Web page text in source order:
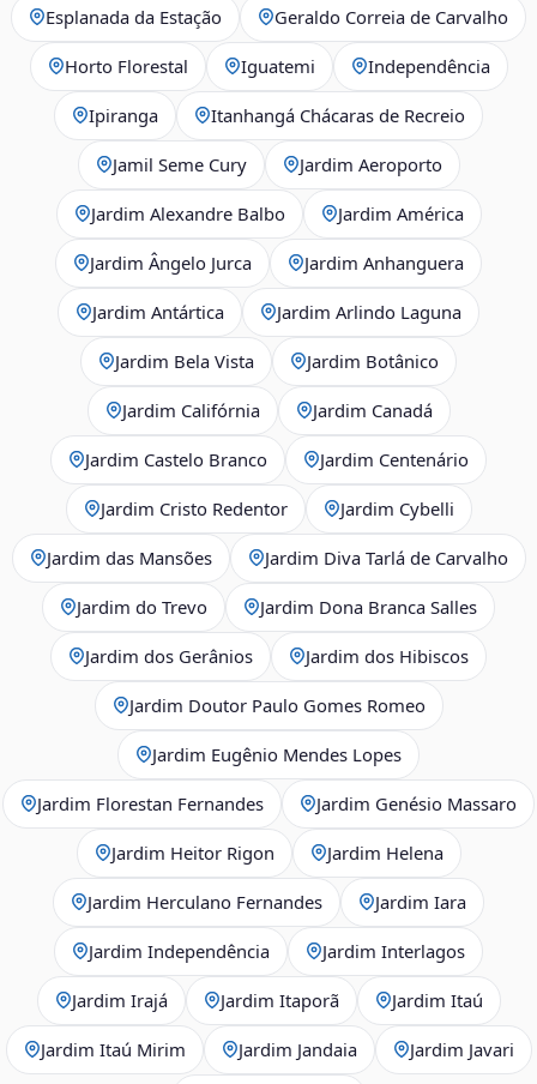
Esplanada da Estação Geraldo Correia de Carvalho
Horto Florestal Iguatemi Independência
Ipiranga Itanhangá Chácaras de Recreio
Jamil Seme Cury Jardim Aeroporto
Jardim Alexandre Balbo Jardim América
Jardim Ângelo Jurca Jardim Anhanguera
Jardim Antártica Jardim Arlindo Laguna
Jardim Bela Vista Jardim Botânico
Jardim Califórnia Jardim Canadá
Jardim Castelo Branco Jardim Centenário
Jardim Cristo Redentor Jardim Cybelli
Jardim das Mansões Jardim Diva Tarlá de Carvalho
Jardim do Trevo Jardim Dona Branca Salles
Jardim dos Gerânios Jardim dos Hibiscos
Jardim Doutor Paulo Gomes Romeo
Jardim Eugênio Mendes Lopes
Jardim Florestan Fernandes Jardim Genésio Massaro
Jardim Heitor Rigon Jardim Helena
Jardim Herculano Fernandes Jardim Iara
Jardim Independência Jardim Interlagos
Jardim Irajá Jardim Itaporã Jardim Itaú
Jardim Itaú Mirim Jardim Jandaia Jardim Javari